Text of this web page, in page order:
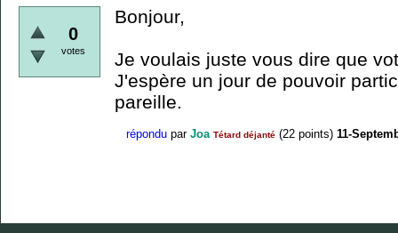
0
votes
Bonjour,
Je voulais juste vous dire que
J'espère un jour de pouvoir
pareille.
répondu par Joa Tétard déjanté (22 points) 11-